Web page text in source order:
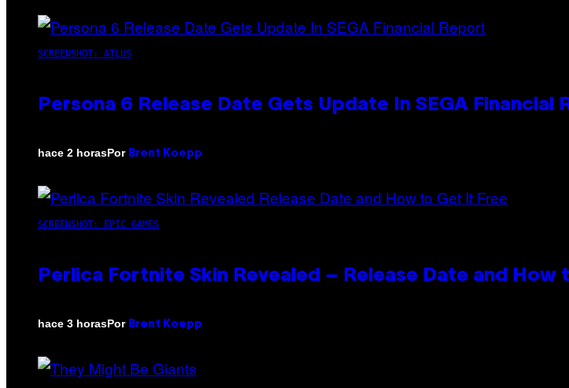
SCREENSHOT: ATLUS
Persona 6 Release Date Gets Update In SEGA Financial
hace 2 horasPor Brent Koepp
SCREENSHOT: EPIC GAMES
Perlica Fortnite Skin Revealed – Release Date and How
hace 3 horasPor Brent Koepp